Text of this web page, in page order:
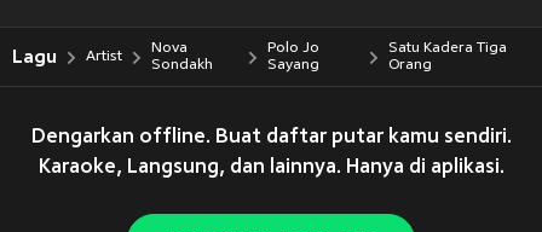
Lagu Artist
Nova
Sondakh
Polo Jo
Sayang
Satu Kadera Tiga
Orang
Dengarkan offline. Buat daftar putar kamu sendiri.
Karaoke, Langsung, dan lainnya. Hanya di aplikasi.